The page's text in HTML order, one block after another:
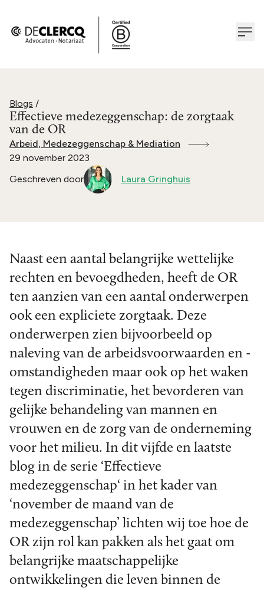
Blogs /
Effectieve medezeggenschap: de zorgtaak
van de OR
Arbeid, Medezeggenschap & Mediation
29 november 2023
Geschreven door
Laura Gringhuis
Naast een aantal belangrijke wettelijke
rechten en bevoegdheden, heeft de OR
ten aanzien van een aantal onderwerpen
ook een expliciete zorgtaak. Deze
onderwerpen zien bijvoorbeeld op
naleving van de arbeidsvoorwaarden en -
omstandigheden maar ook op het waken
tegen discriminatie, het bevorderen van
gelijke behandeling van mannen en
vrouwen en de zorg van de onderneming
voor het milieu. In dit vijfde en laatste
blog in de serie ‘Effectieve
medezeggenschap‘ in het kader van
‘november de maand van de
medezeggenschap’ lichten wij toe hoe de
OR zijn rol kan pakken als het gaat om
belangrijke maatschappelijke
ontwikkelingen die leven binnen de